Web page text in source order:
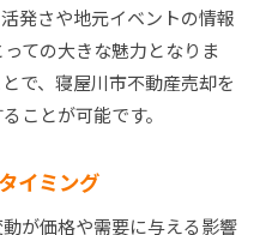
発さや地元イベントの情報
ての大きな魅力となりま
で、寝屋川市不動産売却を
ことが可能です。
イミング
が価格や需要に与える影響